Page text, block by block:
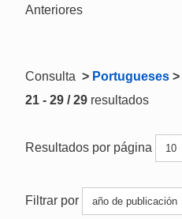
Anteriores
Consulta > Portugueses >
21 - 29 / 29 resultados
Resultados por página
Filtrar por